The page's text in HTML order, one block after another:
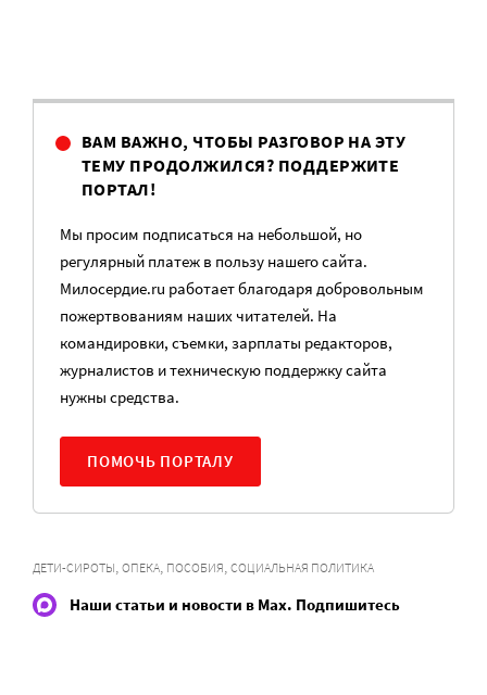
ВАМ ВАЖНО, ЧТОБЫ РАЗГОВОР НА ЭТУ
ТЕМУ ПРОДОЛЖИЛСЯ? ПОДДЕРЖИТЕ
ПОРТАЛ!
Мы просим подписаться на небольшой, но
регулярный платеж в пользу нашего сайта.
Милосердие.ru работает благодаря добровольным
пожертвованиям наших читателей. На
командировки, съемки, зарплаты редакторов,
журналистов и техническую поддержку сайта
нужны средства.
ПОМОЧЬ ПОРТАЛУ
ДЕТИ-СИРОТЫ ОПЕКА ПОСОБИЯ СОЦИАЛЬНАЯ ПОЛИТИКА
Наши статьи и новости в Max. Подпишитесь